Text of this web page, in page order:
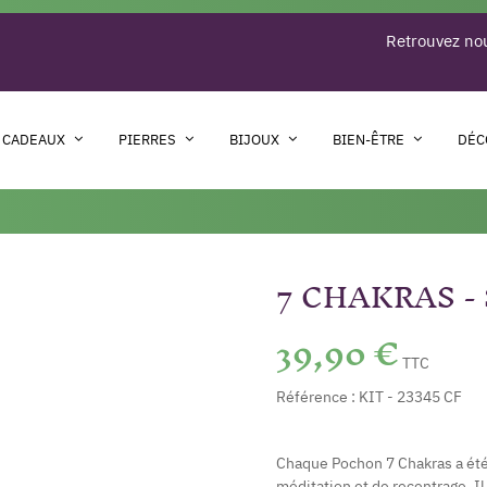
Retrouvez
PIERRES BIJOUX BIEN-ÊTRE
7 CHAKRAS
39,90 € TTC
Référence : KIT - 23345 CF
Chaque Pochon 7 Chakras a